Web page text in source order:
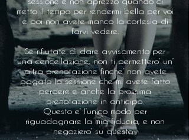
metto il tempo per rendermi bella per voi
e poi non avete manco la cortesia di
farvi vedere.
Se rifiutate di dare avvisamento per
una cencellazione, non ti permettero’ un’
altra prenotazione finche’ non avete
pagato la sessione che mi avete fatto
perdere e anche la prossima
prenotazione in anticipo.
Questo e’ l’unico modo per
riguadagnare la mia fiducia, e non
negoziero’ su questo. ​​